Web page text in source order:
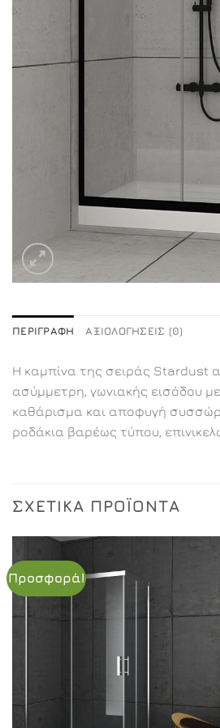
ΠΕΡΙΓΡΑΦΉ ΑΞΙΟΛΟΓΉΣΕΙΣ (0)
Η καμπίνα της σειράς Stardust
ασύμμετρη, γωνιακής εισόδου
καθάρισμα και αποφυγή
ροδάκια βαρέως τύπου,
ΣΧΕΤΙΚΆ ΠΡΟΪΌΝΤΑ
Προσφορά!